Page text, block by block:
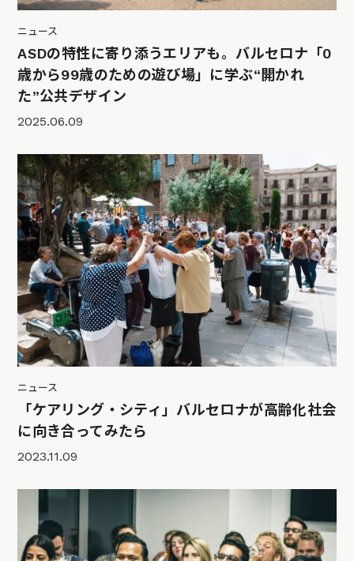
ニュース
ASDの特性に寄り添うエリアも。バルセロナ「0
歳から99歳のための遊び場」に学ぶ“開かれ
た”公共デザイン
2025.06.09
ニュース
「ケアリング・シティ」バルセロナが高齢化社会
に向き合ってみたら
2023.11.09